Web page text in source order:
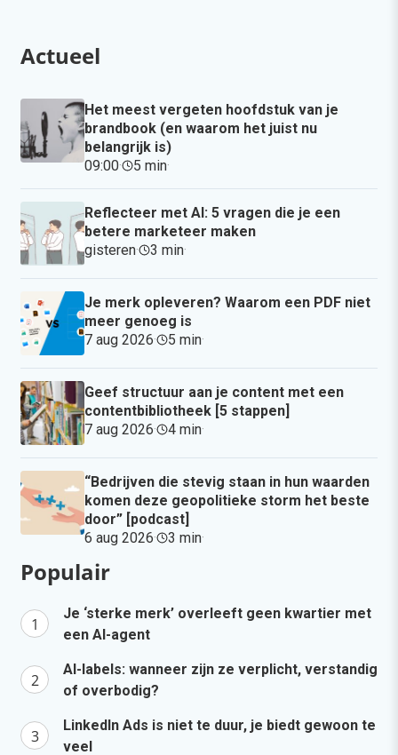
Actueel
Het meest vergeten hoofdstuk van je
brandbook (en waarom het juist nu
belangrijk is)
09:00· 5 min·
Reflecteer met AI: 5 vragen die je een
betere marketeer maken
gisteren· 3 min·
Je merk opleveren? Waarom een PDF niet
meer genoeg is
7 aug 2026· 5 min·
Geef structuur aan je content met een
contentbibliotheek [5 stappen]
7 aug 2026· 4 min·
“Bedrijven die stevig staan in hun waarden
komen deze geopolitieke storm het beste
door” [podcast]
6 aug 2026· 3 min·
Populair
Je ‘sterke merk’ overleeft geen kwartier met
een AI-agent
AI-labels: wanneer zijn ze verplicht, verstandig
of overbodig?
LinkedIn Ads is niet te duur, je biedt gewoon te
veel